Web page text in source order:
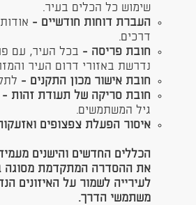
שימוש כל הכלים בעיר.
העברת דוחות חודשיים -
דרכים.
חובת פריסה - בכל העיר, עם
נדרשת באזורי דרום העיר
חובת אישור מכון התקנים -
חובת סריקה של תעודת זהות -
גיל המשתמשים.
איסור הפעלת צפצופים
הכללים החדשים והישנים
את ההסדרה המתקדמת מסוגה
לעירייה לשמור על האיזונים
משתמשי הדרך.